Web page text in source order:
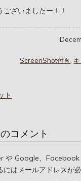
ざいましたー！！
ScreenShot付き
ト
コメント
Google、Facebook
にはメールアドレスが